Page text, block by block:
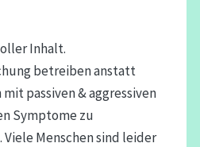
Inhalt.
betreiben anstatt
passiven & aggressiven
Symptome zu
Menschen sind leider